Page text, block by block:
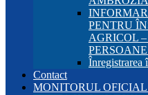
PENTRU
AGRICOL
Contact
MONITORUL